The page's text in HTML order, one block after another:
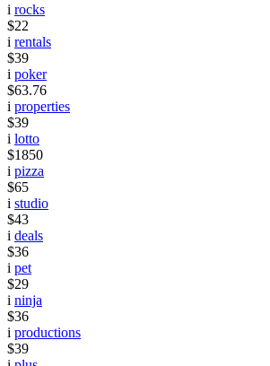
i rocks
$22
i rentals
$39
i poker
$63.76
i properties
$39
i lotto
$1850
i pizza
$65
i studio
$43
i deals
$36
i pet
$29
i ninja
$36
i productions
$39